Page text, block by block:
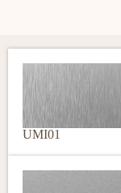
UMI01